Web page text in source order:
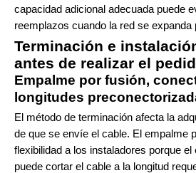
capacidad adicional adecuada puede
reemplazos cuando la red se expanda
Terminación e
antes de realizar el
Empalme por fusión,
longitudes
El método de terminación afecta la
de que se envíe el cable. El empalme
flexibilidad a los instaladores porque el
puede cortar el cable a la longitud